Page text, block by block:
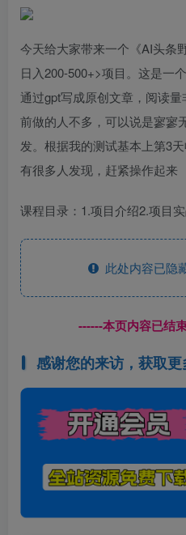
今天给大家带来一个《AI头条
日入200-500+>项目。这是一
通过gpt写成原创文章，阅读
前做的人不多，可以说是寥寥
发。根据我的测试基本上第3
有很多人发现，赶紧操作起来
课程目录：1.项目介绍2.项目
此处内容已隐
------本页内容已结
感谢您的来访，获取更